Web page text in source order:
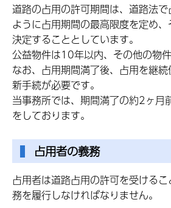
道路の占用の許可期間は、道路法
ように占用期間の最高限度を定め
決定することとしています。
公益物件は10年以内、その他の物
なお、占用期間満了後、占用を継
新手続が必要です。
当事務所では、期間満了の約2ヶ月
をしております。
占用者の義務
占用者は道路占用の許可を受ける
務を履行しなければなりません。